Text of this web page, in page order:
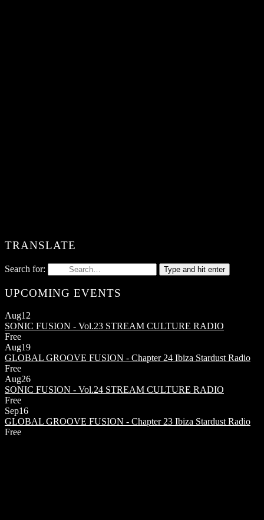
TRANSLATE
Search for: Type and hit enter
UPCOMING EVENTS
Aug12
SONIC FUSION - Vol.23 STREAM CULTURE RADIO
Free
Aug19
GLOBAL GROOVE FUSION - Chapter 24 Ibiza Stardust Radio
Free
Aug26
SONIC FUSION - Vol.24 STREAM CULTURE RADIO
Free
Sep16
GLOBAL GROOVE FUSION - Chapter 23 Ibiza Stardust Radio
Free